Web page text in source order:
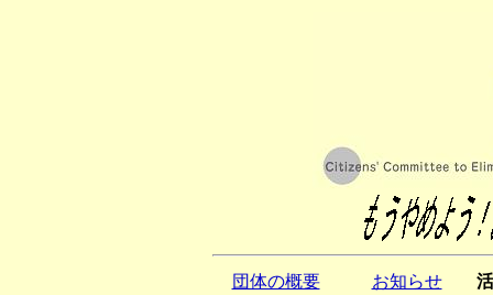
団体の概要 お知らせ